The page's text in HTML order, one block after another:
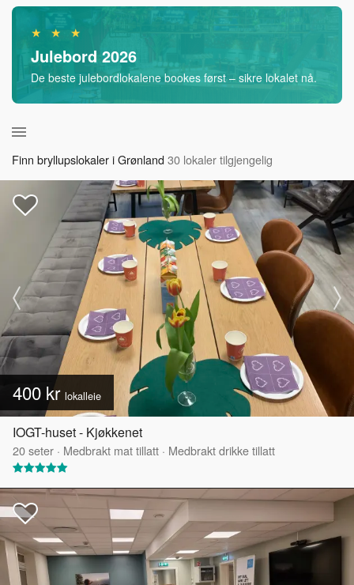
★ ★ ★
Julebord 2026
De beste julebordlokalene bookes først – sikre lokalet nå.
Finn bryllupslokaler i Grønland30 lokaler tilgjengelig
400 kr lokalleie
IOGT-huset - Kjøkkenet
20seter · Medbrakt mat tillatt · Medbrakt drikke tillatt